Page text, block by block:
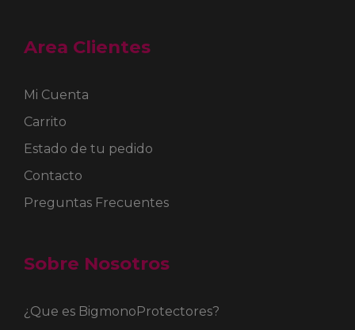
Area Clientes
Mi Cuenta
Carrito
Estado de tu pedido
Contacto
Preguntas Frecuentes
Sobre Nosotros
¿Que es BigmonoProtectores?